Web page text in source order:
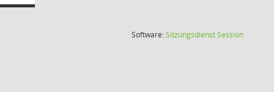
Software:SitzungsdienstSession(Wird in